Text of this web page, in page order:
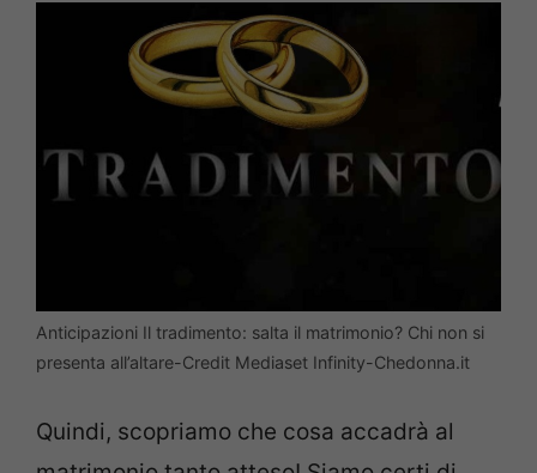
Anticipazioni Il tradimento: salta il matrimonio? Chi non si
presenta all’altare-Credit Mediaset Infinity-Chedonna.it
Quindi, scopriamo che cosa accadrà al